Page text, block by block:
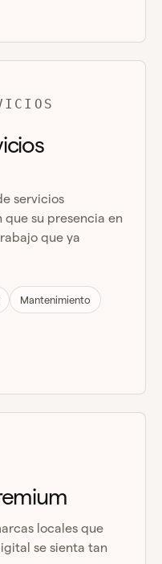
servicios
su presencia en
que ya
Mantenimiento
locales que
se sienta tan